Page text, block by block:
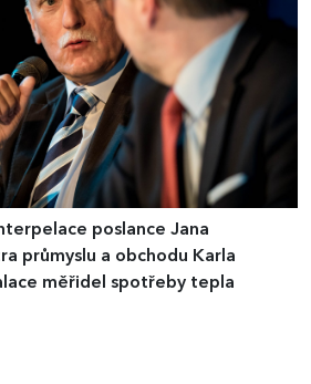
poslance Jana
průmyslu a obchodu Karla
měřidel spotřeby tepla